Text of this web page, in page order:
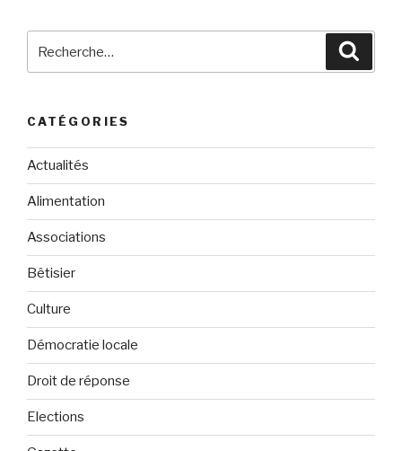
pour
CATÉGORIES
Actualités
Alimentation
Associations
Bêtisier
Culture
Démocratie locale
Droit de réponse
Elections